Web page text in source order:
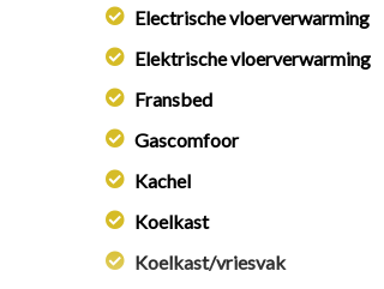
Electrische vloerverwarming
Elektrische vloerverwarming
Fransbed
Gascomfoor
Kachel
Koelkast
Koelkast/vriesvak